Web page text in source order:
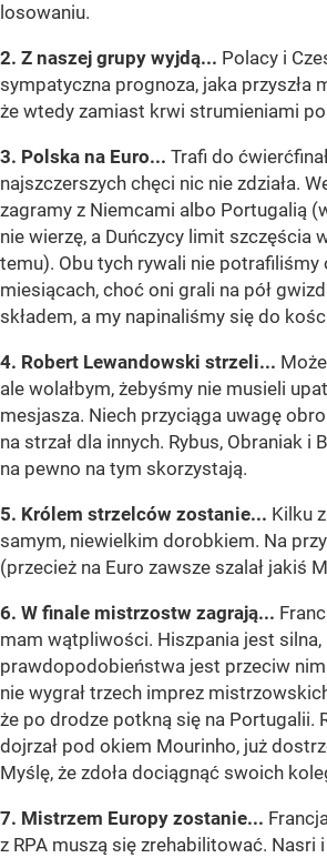
losowaniu.
2. Z naszej grupy wyjdą... Polacy i
sympatyczna prognoza, jaka przyszła
że wtedy zamiast krwi strumieniami
3. Polska na Euro... Trafi do
najszczerszych chęci nic nie zdziała.
zagramy z Niemcami albo Portugalią
nie wierzę, a Duńczycy limit szczęścia
temu). Obu tych rywali nie
miesiącach, choć oni grali na pół
składem, a my napinaliśmy się do
4. Robert Lewandowski strzeli...
ale wolałbym, żebyśmy nie musieli
mesjasza. Niech przyciąga uwagę
na strzał dla innych. Rybus, Obraniak i
na pewno na tym skorzystają.
5. Królem strzelców zostanie... Kilku
samym, niewielkim dorobkiem. Na
(przecież na Euro zawsze szalał jakiś
6. W finale mistrzostw zagrają...
mam wątpliwości. Hiszpania jest silna,
prawdopodobieństwa jest przeciw
nie wygrał trzech imprez
że po drodze potkną się na Portugalii.
dojrzał pod okiem Mourinho, już
Myślę, że zdoła dociągnąć swoich
7. Mistrzem Europy zostanie...
z RPA muszą się zrehabilitować. Nasri